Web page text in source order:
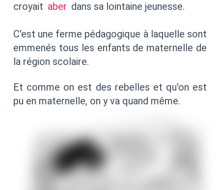
croyait aber dans sa lointaine jeunesse.
C'est une ferme pédagogique à laquelle sont
emmenés tous les enfants de maternelle de
la région scolaire.
Et comme on est des rebelles et qu'on est
pu en maternelle, on y va quand même.